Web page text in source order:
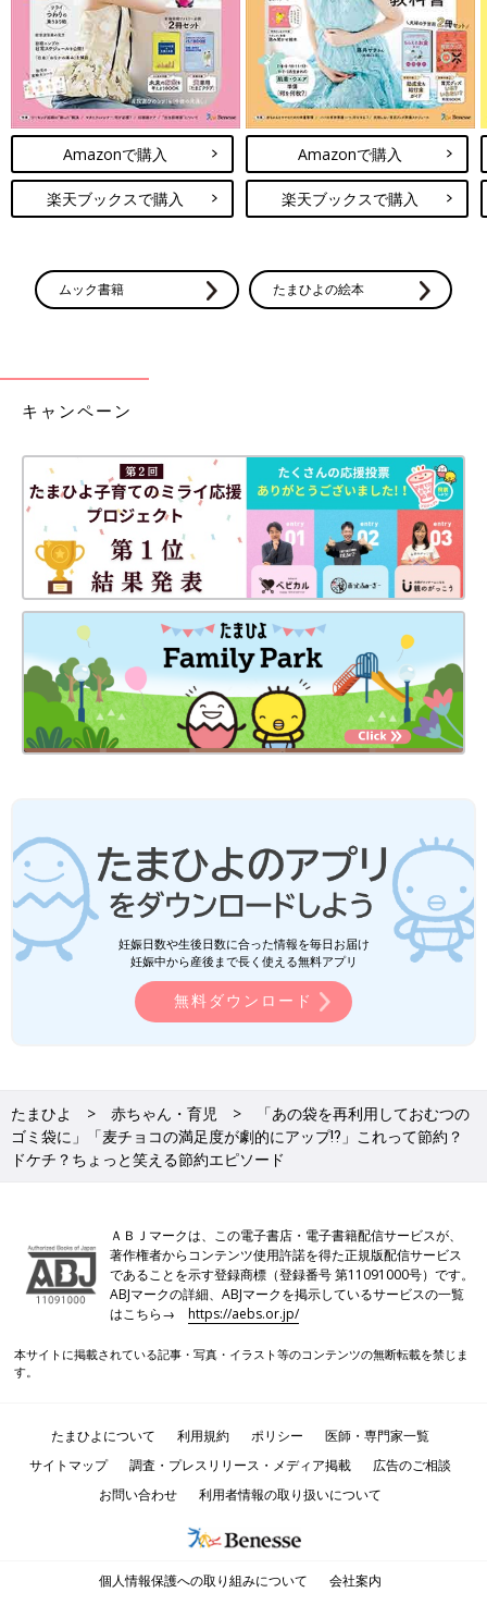
Amazonで購入
楽天ブックスで購入
Amazonで購入
楽天ブックスで購入
ムック書籍 たまひよの絵本
キャンペーン
妊娠日数や生後日数に合った情報を毎日お届け
妊娠中から産後まで長く使える無料アプリ
無料ダウンロード
たまひよ 赤ちゃん・育児
「あの袋を再利用しておむつの
ゴミ袋に」「麦チョコの満足度が劇的にアップ⁉」これって節約？
ドケチ？ちょっと笑える節約エピソード
ＡＢＪマークは、この電子書店・電子書籍配信サービスが、
著作権者からコンテンツ使用許諾を得た正規版配信サービス
であることを示す登録商標（登録番号 第11091000号）です。
ABJマークの詳細、ABJマークを掲示しているサービスの一覧
はこちら→https://aebs.or.jp/
本サイトに掲載されている記事・写真・イラスト等のコンテンツの無断転載を禁じま
す。
たまひよについて 利用規約 ポリシー
医師・専門家一覧
サイトマップ
調査・プレスリリース・メディア掲載
広告のご相談
お問い合わせ
利用者情報の取り扱いについて
個人情報保護への取り組みについて 会社案内